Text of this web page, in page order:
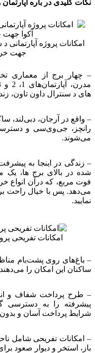
نکات کلیدی در باره
امکانات پروژه آپارتمانی
جهت
– چهار برج از معماری
های د سنترال داون تاون،
– واقع در آرجان، دبی‌لند،
رانچز، جی‌وی‌سی و
می‌شوند.
– زندگی در اینجا به
فوت مربع، که درآن انواع
می‌دهد. پس با خیال راحت
نمایید.
امکانات تفریحی
– باغ‌های روی پشت‌بام
ساکنان این امکان را
– طرح پرداخت شفاف و
پیشرفته را به دسترسی
شرایط پرداخت آسان و بدون
– امکانات تفریحی شامل
باز، استخر و دیوار صعود